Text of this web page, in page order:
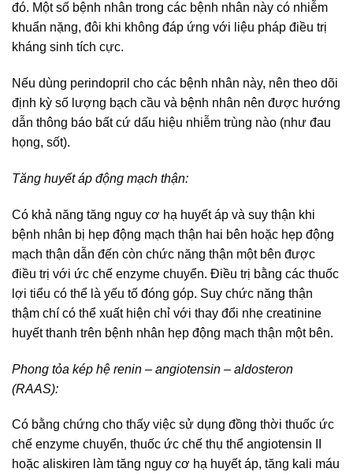
đó. Một số bệnh nhân trong các bệnh nhân này có nhiễm
khuẩn nặng, đôi khi không đáp ứng với liệu pháp điều trị
kháng sinh tích cực.
Nếu dùng perindopril cho các bệnh nhân này, nên theo dõi
định kỳ số lượng bạch cầu và bệnh nhân nên được hướng
dẫn thông báo bất cứ dấu hiệu nhiễm trùng nào (như đau
họng, sốt).
Tăng huyết áp động mạch thận:
Có khả năng tăng nguy cơ hạ huyết áp và suy thận khi
bệnh nhân bị hẹp động mạch thận hai bên hoặc hẹp động
mạch thận dẫn đến còn chức năng thận một bên được
điều trị với ức chế enzyme chuyển. Điều trị bằng các thuốc
lợi tiểu có thể là yếu tố đóng góp. Suy chức năng thận
thậm chí có thể xuất hiện chỉ với thay đổi nhẹ creatinine
huyết thanh trên bệnh nhân hẹp động mạch thận một bên.
Phong tỏa kép hệ renin – angiotensin – aldosteron
(RAAS):
Có bằng chứng cho thấy việc sử dụng đồng thời thuốc ức
chế enzyme chuyển, thuốc ức chế thụ thể angiotensin II
hoặc aliskiren làm tăng nguy cơ hạ huyết áp, tăng kali máu